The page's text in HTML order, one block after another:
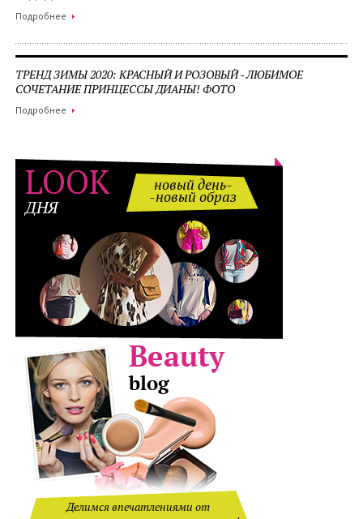
Подробнее
ТРЕНД ЗИМЫ 2020: КРАСНЫЙ И РОЗОВЫЙ - ЛЮБИМОЕ
СОЧЕТАНИЕ ПРИНЦЕССЫ ДИАНЫ! ФОТО
Подробнее
LOOK
ДНЯ
новый день-
-новый образ
Делимся впечатлениями от